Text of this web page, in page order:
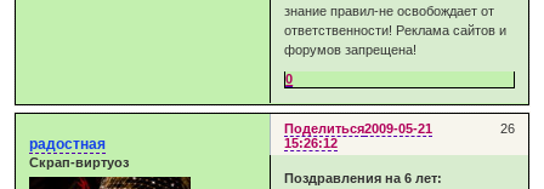
знание правил-не освобождает от
ответственности! Реклама сайтов и
форумов запрещена!
0
Поделиться 26
2009-05-21
15:26:12
радостная
Скрап-виртуоз
Поздравления на 6 лет: